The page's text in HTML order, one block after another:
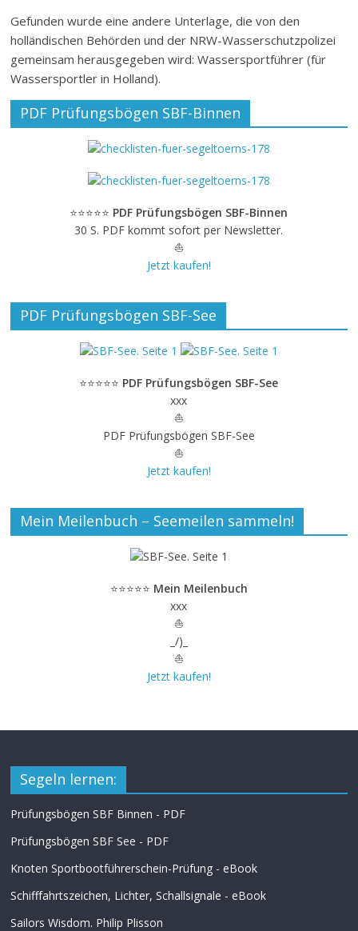
Gefunden wurde eine andere Unterlage, die von den
holländischen Behörden und der NRW-Wasserschutzpolizei
gemeinsam herausgegeben wird: Wassersportführer (für
Wassersportler in Holland).
PDF Prüfungsbögen SBF-Binnen
⭐⭐⭐⭐⭐ PDF Prüfungsbögen SBF-Binnen
30 S. PDF kommt sofort per Newsletter.
⛵
Jetzt kaufen!
PDF Prüfungsbögen SBF-See
⭐⭐⭐⭐⭐ PDF Prüfungsbögen SBF-See
xxx
⛵
PDF Prüfungsbögen SBF-See
⛵
Jetzt kaufen!
Mein Meilenbuch – Seemeilen sammeln!
⭐⭐⭐⭐⭐ Mein Meilenbuch
xxx
⛵
_/)_
⛵
Jetzt kaufen!
Segeln lernen:
Prüfungsbögen SBF Binnen - PDF
Prüfungsbögen SBF See - PDF
Knoten Sportbootführerschein-Prüfung - eBook
Schifffahrtszeichen, Lichter, Schallsignale - eBook
Sailors Wisdom. Philip Plisson